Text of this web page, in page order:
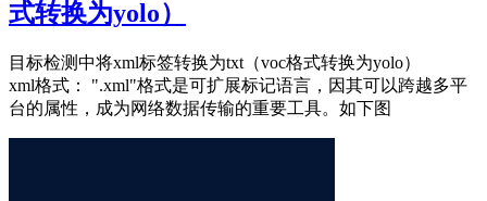
式转换为yolo）
目标检测中将xml标签转换为txt（voc格式转换为yolo）
xml格式： ".xml"格式是可扩展标记语言，因其可以跨越多平
台的属性，成为网络数据传输的重要工具。如下图